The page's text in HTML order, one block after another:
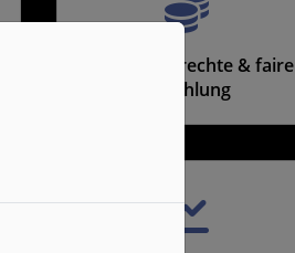
Leistungsgerechte & faire
Bezahlung